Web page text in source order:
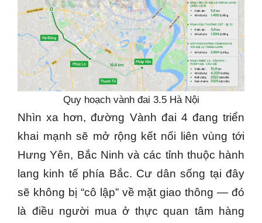
Quy hoạch vành đai 3.5 Hà Nội
Nhìn xa hơn, đường Vành đai 4 đang triển
khai mạnh sẽ mở rộng kết nối liên vùng tới
Hưng Yên, Bắc Ninh và các tỉnh thuộc hành
lang kinh tế phía Bắc. Cư dân sống tại đây
sẽ không bị “cô lập” về mặt giao thông — đó
là điều người mua ở thực quan tâm hàng